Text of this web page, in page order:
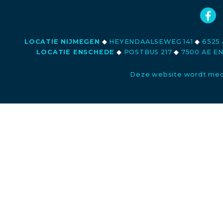
LOCATIE NIJMEGEN ◆ HEYENDAALSEWEG 141◆ 6525
LOCATIE ENSCHEDE ◆ POSTBUS 217◆ 7500 AE
Deze website wordt